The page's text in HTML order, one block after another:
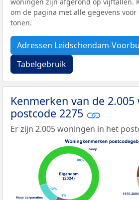
om de pagina met alle gegevens
tonen.
Adressen Leidschendam-
Tabelgebruik
Kenmerken van de
postcode 2275
Er zijn 2.005 woningen in het